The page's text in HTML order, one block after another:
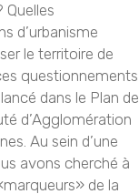
Quelles
d’urbanisme
le territoire de
questionnements
lancé dans le Plan de
d’Agglomération
Au sein d’une
avons cherché à
de la